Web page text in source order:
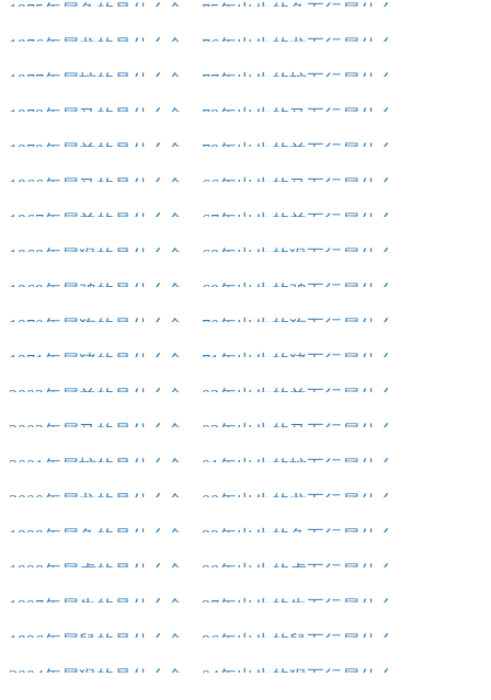
1975年属兔的是什么命，75年出生的兔五行属什么
1976年属龙的是什么命，76年出生的龙五行属什么
1977年属蛇的是什么命，77年出生的蛇五行属什么
1978年属马的是什么命，78年出生的马五行属什么
1979年属羊的是什么命，79年出生的羊五行属什么
1966年属马的是什么命，66年出生的马五行属什么
1967年属羊的是什么命，67年出生的羊五行属什么
1968年属猴的是什么命，68年出生的猴五行属什么
1969年属鸡的是什么命，69年出生的鸡五行属什么
1970年属狗的是什么命，70年出生的狗五行属什么
1971年属猪的是什么命，71年出生的猪五行属什么
2003年属羊的是什么命，03年出生的羊五行属什么
2002年属马的是什么命，02年出生的马五行属什么
2001年属蛇的是什么命，01年出生的蛇五行属什么
2000年属龙的是什么命，00年出生的龙五行属什么
1999年属兔的是什么命，99年出生的兔五行属什么
1998年属虎的是什么命，98年出生的虎五行属什么
1997年属牛的是什么命，97年出生的牛五行属什么
1996年属鼠的是什么命，96年出生的鼠五行属什么
2004年属猴的是什么命，04年出生的猴五行属什么